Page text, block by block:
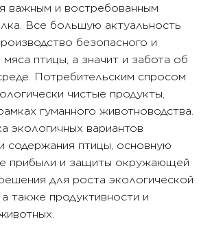
важным и востребованным
Все большую актуальность
безопасного и
мяса птицы, а значит и забота об
Потребительским спросом
чистые продукты,
гуманного животноводства.
экологичных вариантов
содержания птицы, основную
прибыли и защиты окружающей
для роста экологической
также продуктивности и